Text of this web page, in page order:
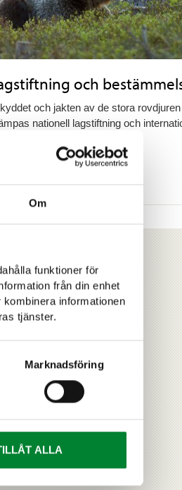
Om
funktioner för
från din enhet
informationen
tjänster.
Marknadsföring
ALLA
och
och jakten av de stora
nationell lagstiftning och